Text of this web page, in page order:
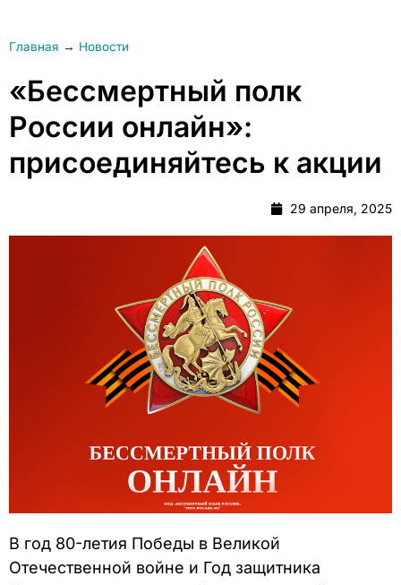
Главная → Новости
«Бессмертный полк
России онлайн»:
присоединяйтесь к акции
29 апреля, 2025
В год 80-летия Победы в Великой
Отечественной войне и Год защитника